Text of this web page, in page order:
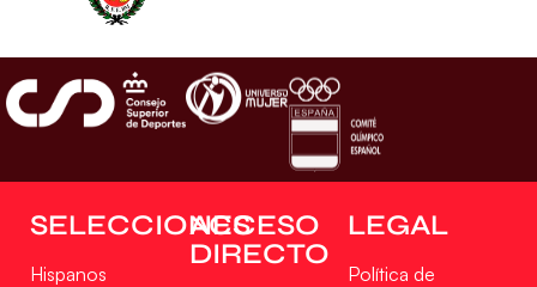
SELECCIONES
Hispanos
ACCESO
DIRECTO
LEGAL
Política de